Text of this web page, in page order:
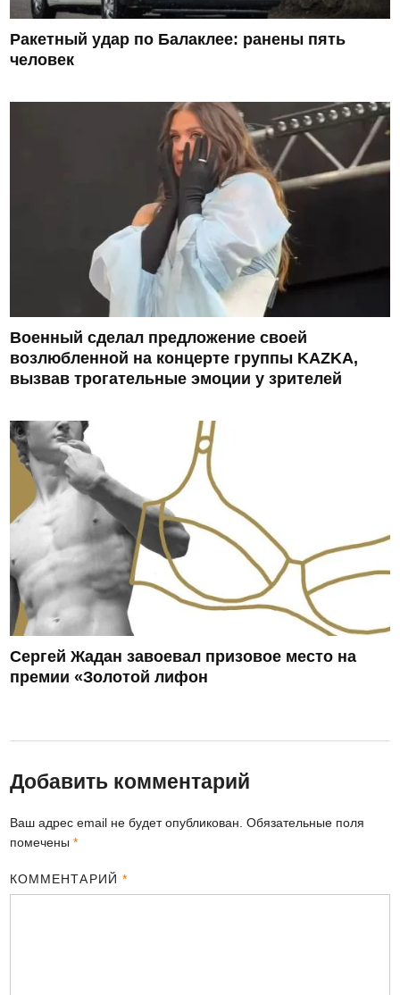
Ракетный удар по Балаклее: ранены пять
человек
Военный сделал предложение своей
возлюбленной на концерте группы KAZKA,
вызвав трогательные эмоции у зрителей
Сергей Жадан завоевал призовое место на
премии «Золотой лифон
Добавить комментарий
Ваш адрес email не будет опубликован. Обязательные поля
помечены*
КОММЕНТАРИЙ *